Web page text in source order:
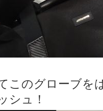
ローブをは
！